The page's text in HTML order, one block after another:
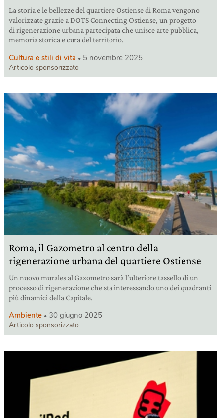
La storia e le bellezze del quartiere Ostiense di Roma vengono
valorizzate grazie a DOTS Connecting Ostiense, un progetto
di rigenerazione urbana partecipata che unisce arte pubblica,
memoria storica e cura del territorio.
Cultura e stili di vita 5 novembre 2025
Articolo sponsorizzato
Roma, il Gazometro al centro della
rigenerazione urbana del quartiere Ostiense
Un nuovo murales al Gazometro sarà l’ulteriore tassello di un
processo di rigenerazione che sta interessando uno dei quadranti
più dinamici della Capitale.
Ambiente 30 giugno 2025
Articolo sponsorizzato